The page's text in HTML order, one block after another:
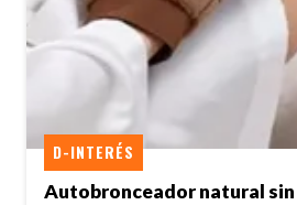
Autobronceador natural sin
D-INTERÉS